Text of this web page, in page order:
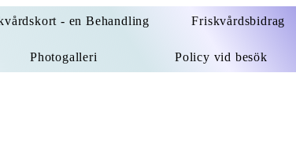
- en Behandling Friskvårdsbidrag
Photogalleri Policy vid besök